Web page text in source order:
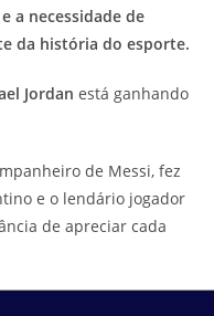
a necessidade de
da história do esporte.
Jordan está ganhando
de Messi, fez
e o lendário jogador
de apreciar cada